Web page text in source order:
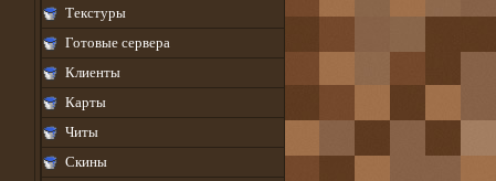
Текстуры
Готовые сервера
Клиенты
Карты
Читы
Скины